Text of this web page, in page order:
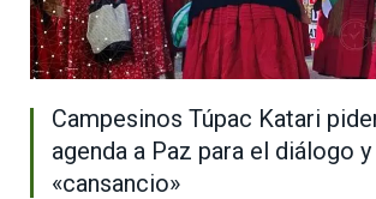
Campesinos Túpac Katari
agenda a Paz para el diálogo
«cansancio»